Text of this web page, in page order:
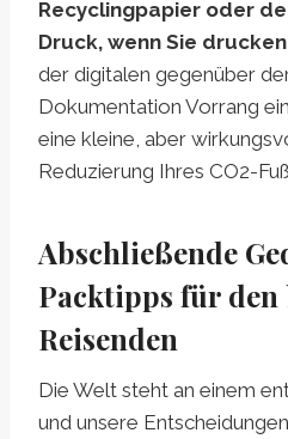
Recyclingpapier oder
Druck, wenn Sie
der digitalen gegenüber
Dokumentation Vorrang
eine kleine, aber
Reduzierung Ihres CO2-
Abschließende
Packtipps für den
Reisenden
Die Welt steht an einem
und unsere